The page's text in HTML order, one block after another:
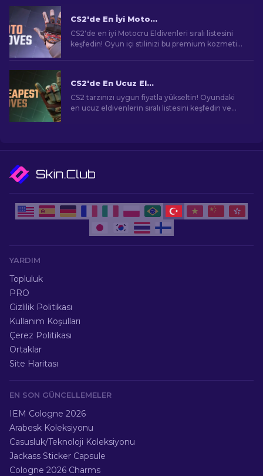
CS2'de En İyi Motorcu Eldivenleri: Sıralı Liste [2025]
CS2'de en iyi Motocru Eldivenleri sıralı listesini
keşfedin! Oyun içi stilinizi bu premium kozmetik
CS2'de En Ucuz Eldivenler: Nihai Koleksiyon [2026]
CS2 tarzınızı uygun fiyatla yükseltin! Oyundaki
en ucuz eldivenlerin sıralı listesini keşfedin ve
YARDIM
Topluluk
PRO
Gizlilik Politikası
Kullanım Koşulları
Çerez Politikası
Ortaklar
Site Haritası
EN SON GÜNCELLEMELER
IEM Cologne 2026
Arabesk Koleksiyonu
Casusluk/Teknoloji Koleksiyonu
Jackass Sticker Capsule
Cologne 2026 Charms